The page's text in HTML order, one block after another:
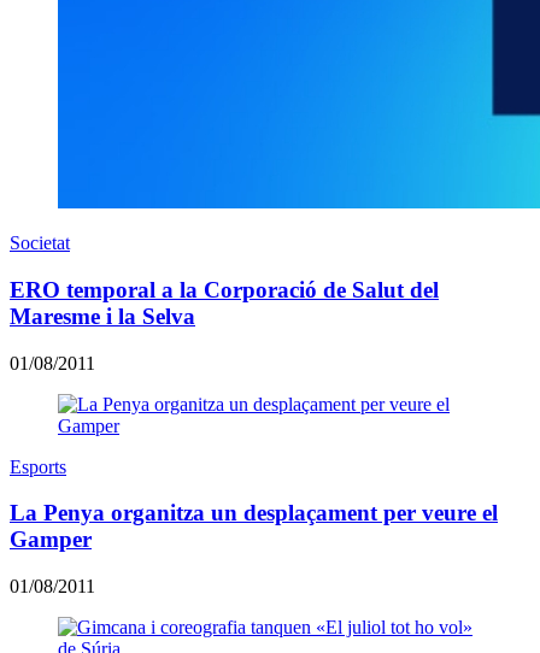
Societat
ERO temporal a la Corporació de Salut del
Maresme i la Selva
01/08/2011
Esports
La Penya organitza un desplaçament per veure el
Gamper
01/08/2011